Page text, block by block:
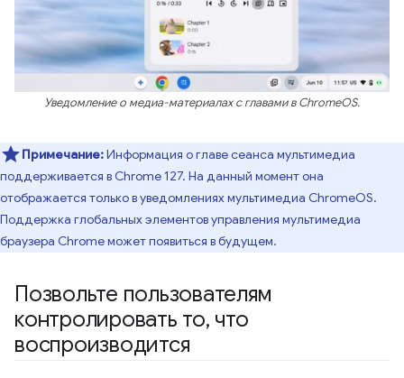
Уведомление о медиа-материалах с главами в ChromeOS.
Примечание:Информация о главе сеанса мультимедиа
поддерживается в Chrome 127. На данный момент она
отображается только в уведомлениях мультимедиа ChromeOS.
Поддержка глобальных элементов управления мультимедиа
браузера Chrome может появиться в будущем.
Позвольте пользователям
контролировать то, что
воспроизводится